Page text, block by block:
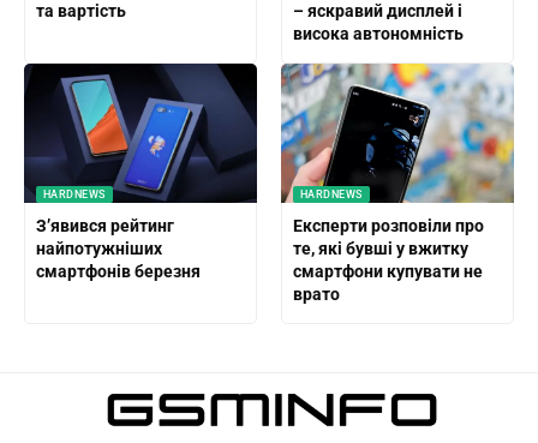
та вартість
– яскравий дисплей і
висока автономність
HARDNEWS
З’явився рейтинг
найпотужніших
смартфонів березня
HARDNEWS
Експерти розповіли про
те, які бувші у вжитку
смартфони купувати не
врато